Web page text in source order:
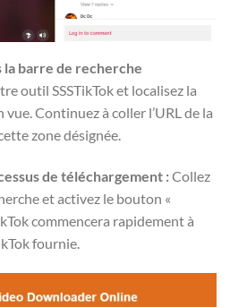
la barre de recherche
outil SSSTikTok et localisez la
Continuez à coller l’URL de la
zone désignée.
de téléchargement :Collez
et activez le bouton «
commencera rapidement à
fournie.